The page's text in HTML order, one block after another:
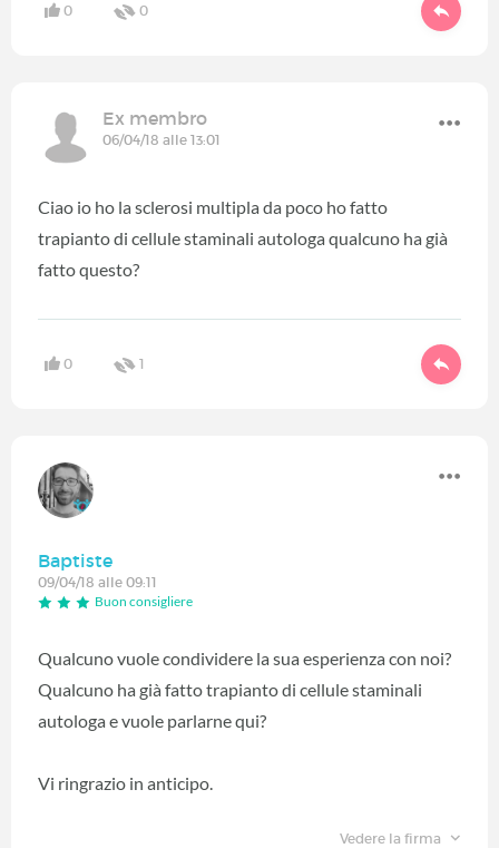
0 0
Ex membro
06/04/18 alle 13:01
Ciao io ho la sclerosi multipla da poco ho fatto
trapianto di cellule staminali autologa qualcuno ha già
fatto questo?
0 1
Baptiste
09/04/18 alle 09:11
Buon consigliere
Qualcuno vuole condividere la sua esperienza con noi?
Qualcuno ha già fatto trapianto di cellule staminali
autologa e vuole parlarne qui?
Vi ringrazio in anticipo.
Vedere la firma